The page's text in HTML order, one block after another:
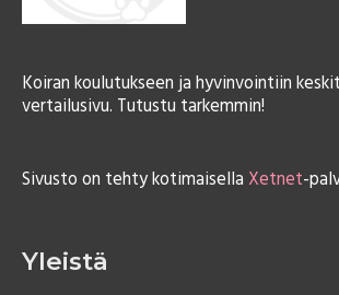
:
Koiran koulutukseen ja hyvinvointiin
vertailusivu. Tutustu tarkemmin!
Sivusto on tehty kotimaisella Xetnet-
Yleistä